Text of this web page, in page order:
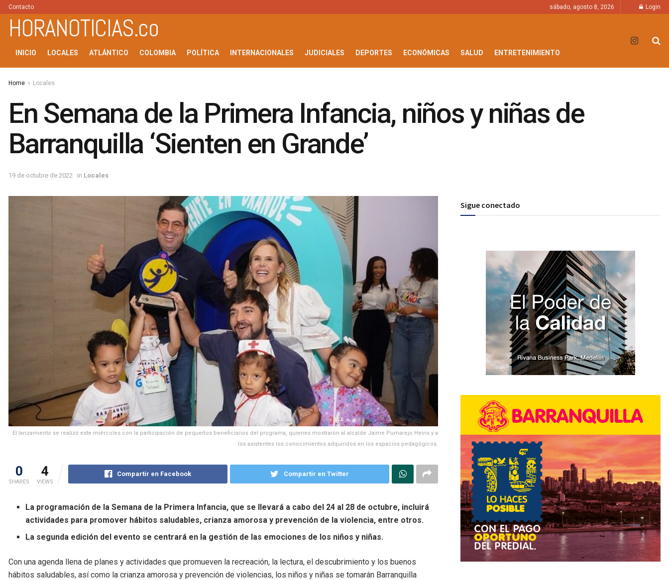
Contacto sábado, agosto 8, 2026 Login
HORANOTICIAS.co
INICIO LOCALES ATLÁNTICO COLOMBIA POLÍTICA INTERNACIONALES JUDICIALES DEPORTES ECONÓMICAS SALUD ENTRETENIMIENTO
Home Locales
En Semana de la Primera Infancia, niños y niñas de
Barranquilla ‘Sienten en Grande’
19 de octubre de 2022 in Locales
El lanzamiento se realizó este miércoles con la participación de pequeños beneficiarios del programa, quienes mostraron al alcalde Jaime Pumarejo Heins y a
los asistentes los conocimientos adquiridos en los espacios pedagógicos.
0
SHARES
4
VIEWS
Compartir en Facebook Compartir en Twitter
La programación de la Semana de la Primera Infancia, que se llevará a cabo del 24 al 28 de octubre, incluirá
actividades para promover hábitos saludables, crianza amorosa y prevención de la violencia, entre otros.
La segunda edición del evento se centrará en la gestión de las emociones de los niños y niñas.
Con una agenda llena de planes y actividades que promueven la recreación, la lectura, el descubrimiento y los buenos
hábitos saludables, así como la crianza amorosa y prevención de violencias, los niños y niñas se tomarán Barranquilla
Sigue conectado